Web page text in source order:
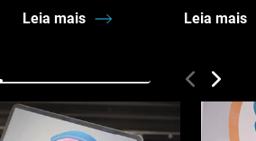
Leia mais Leia mais